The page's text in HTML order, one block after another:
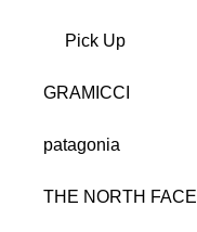
Pick Up
GRAMICCI
patagonia
THE NORTH FACE